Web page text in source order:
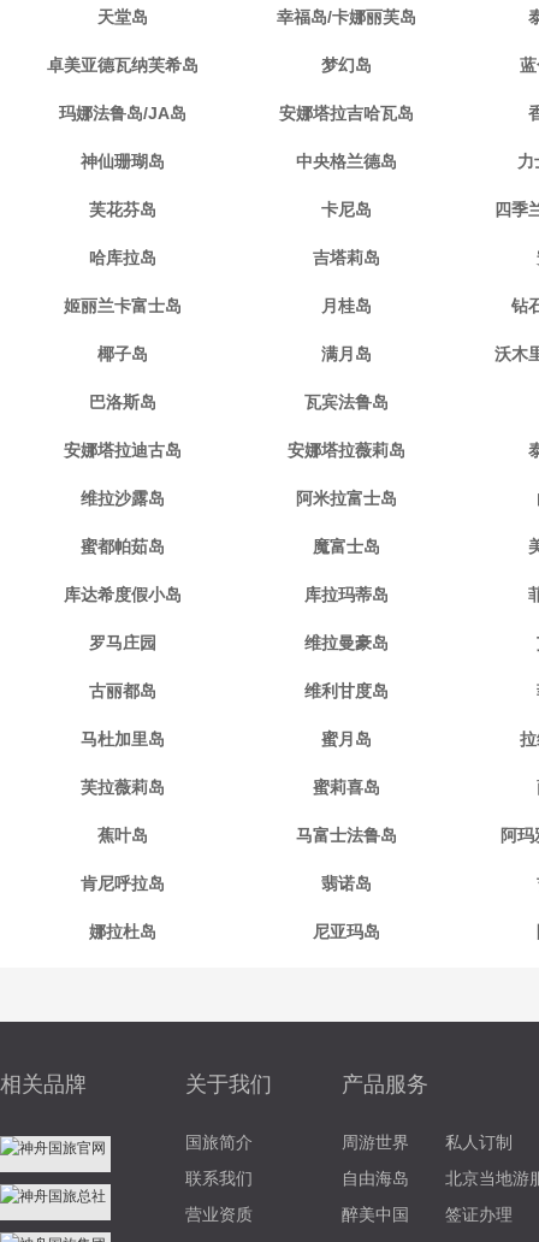
天堂岛 幸福岛/卡娜丽芙岛
卓美亚德瓦纳芙希岛 梦幻岛
玛娜法鲁岛/JA岛 安娜塔拉吉哈瓦岛
神仙珊瑚岛 中央格兰德岛 力
芙花芬岛 卡尼岛 四季
哈库拉岛 吉塔莉岛
姬丽兰卡富士岛 月桂岛 钻
椰子岛 满月岛 沃木
巴洛斯岛 瓦宾法鲁岛
安娜塔拉迪古岛 安娜塔拉薇莉岛
维拉沙露岛 阿米拉富士岛
蜜都帕茹岛 魔富士岛
库达希度假小岛 库拉玛蒂岛
罗马庄园 维拉曼豪岛
古丽都岛 维利甘度岛
马杜加里岛 蜜月岛
芙拉薇莉岛 蜜莉喜岛
蕉叶岛 马富士法鲁岛 阿
肯尼呼拉岛 翡诺岛
娜拉杜岛 尼亚玛岛
相关品牌 关于我们
国旅简介
联系我们
营业资质
产品服务
周游世界
私人订制
自由海岛
北京当地游
醉美中国
签证办理